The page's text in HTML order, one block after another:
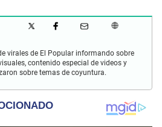
virales de El Popular informando sobre
contenido especial de videos y
sobre temas de coyuntura.